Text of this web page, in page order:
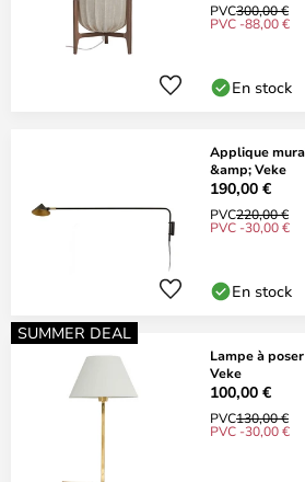
PVC300,00 €
PVC -88,00 €
En stock
Applique
&amp; Veke
190,00 €
PVC220,00 €
PVC -30,00 €
En stock
SUMMER DEAL
Lampe à
Veke
100,00 €
PVC130,00 €
PVC -30,00 €